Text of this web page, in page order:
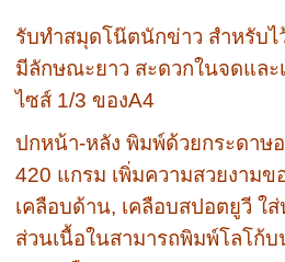
รับทำสมุดโน๊ตนักข่าว สำหรับ
มีลักษณะยาว สะดวกในจดและ
ไซส์ 1/3 ของA4
ปกหน้า-หลัง พิมพ์ด้วยกระดาษ
420 แกรม เพิ่มความสวยงามข
เคลือบด้าน, เคลือบสปอตยูวี ใ
ส่วนเนื้อในสามารถพิมพ์โลโก้